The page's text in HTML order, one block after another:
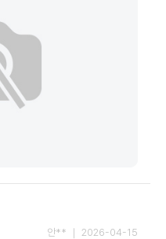
안** ｜ 2026-04-15